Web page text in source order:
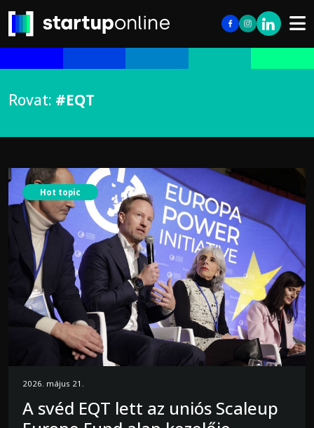
Rovat: #EQT
Hot topic
2026. május 21.
A svéd EQT lett az uniós Scaleup